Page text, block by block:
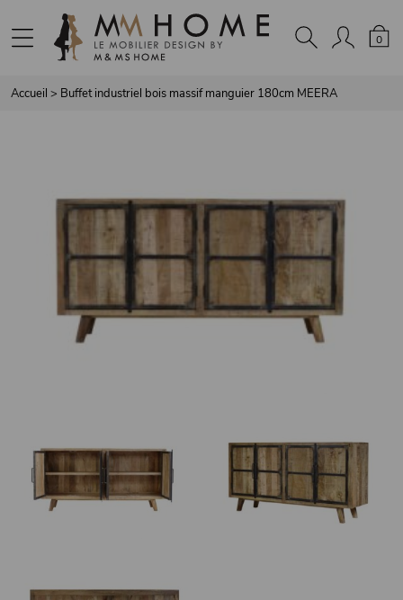
0
Accueil > Buffet industriel bois massif manguier 180cm MEERA
Panneau de gestion des cookies